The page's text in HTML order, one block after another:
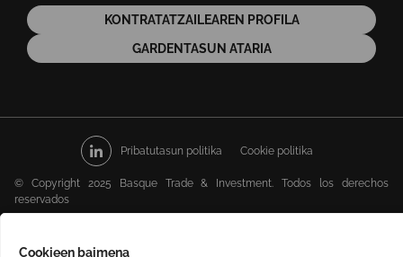
Cookieen baimena
KONTRATATZAILEAREN PROFILA
GARDENTASUN ATARIA
Pribatutasun politika Cookie politika
© Copyright 2025 Basque Trade & Investment. Todos los derechos
reservados